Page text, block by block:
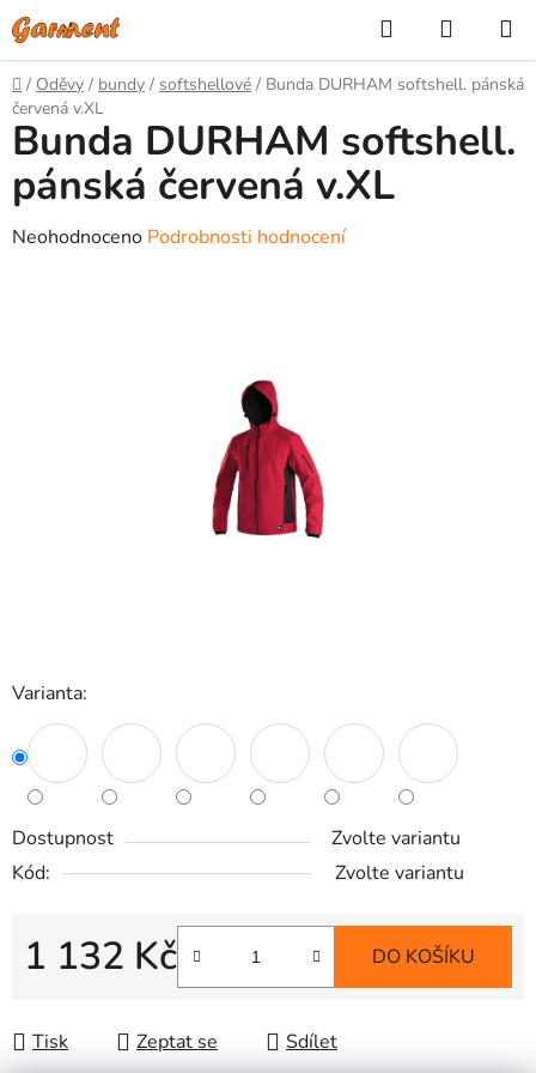
Přejít
na
obsah
Hledat
KOŠÍK
Domů
/ Oděvy / bundy / softshellové / Bunda DURHAM softshell. pánská
červená v.XL
Varianta:
Dostupnost
Zvolte variantu
Kód:
Zvolte variantu
1 132 Kč DO KOŠÍKU
Tisk Zeptat se Sdílet
Bunda DURHAM softshell.
pánská červená v.XL
Průměrné
Neohodnoceno Podrobnosti hodnocení